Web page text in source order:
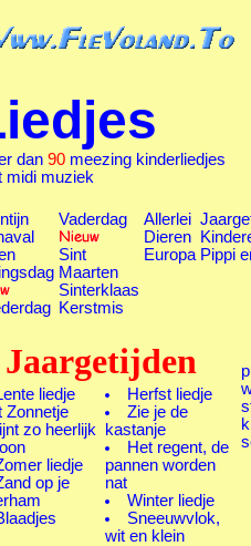
dan 90 meezing kinderliedjes
midi muziek
Vaderdag
Sint
Maarten
Sinterklaas
Kerstmis
Allerlei
Dieren
Europa Pippi
Jaargetijden
liedje
Zonnetje
zo heerlijk
liedje
op je
Herfst liedje
Zie je de
kastanje
Het regent, de
pannen worden
nat
Winter liedje
Sneeuwvlok,
wit en klein